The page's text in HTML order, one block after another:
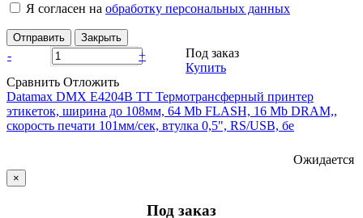
Я согласен на обработку персональных данных
Отправить Закрыть
- +
Под заказ
Купить
Сравнить Отложить
Datamax DMX E4204B TT Термотрансферный принтер
этикеток, ширина до 108мм, 64 Mb FLASH, 16 Mb DRAM,,
скорость печати 101мм/сек, втулка 0,5", RS/USB, бе
Ожидается
×
Под заказ